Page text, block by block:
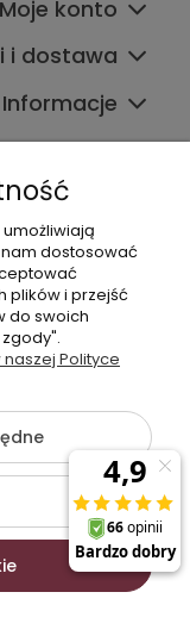
Moje konto
i dostawa
Informacje
sklepem
Biuro -
dostosować
plików i przejść
do swoich
Polityce